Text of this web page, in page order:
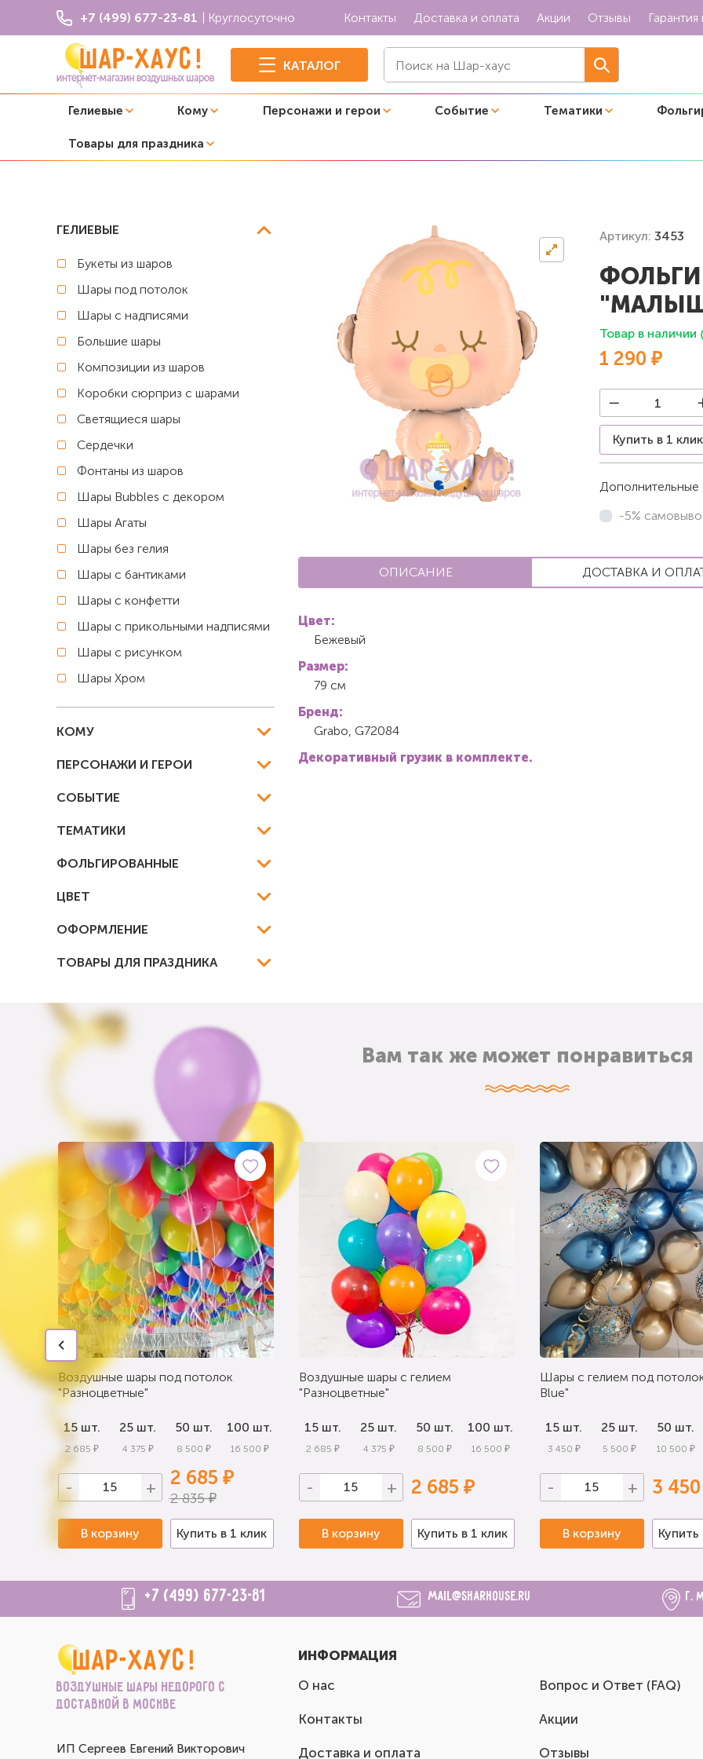
+7 (499) 677-23-81 | Круглосуточно Контакты Доставка и оплата Акции Отзывы
КАТАЛОГ
Гелиевые Кому Персонажи и герои Событие Тематики
Товары для праздника
Фольгированные фигуры
ГЕЛИЕВЫЕ
Букеты из шаров
Шары под потолок
Шары с надписями
Большие шары
Композиции из шаров
Коробки сюрприз с шарами
Светящиеся шары
Сердечки
Фонтаны из шаров
Шары Bubbles с декором
Шары Агаты
Шары без гелия
Шары с бантиками
Шары с конфетти
Шары с прикольными надписями
Шары с рисунком
Шары Хром
КОМУ
ПЕРСОНАЖИ И ГЕРОИ
СОБЫТИЕ
ТЕМАТИКИ
ФОЛЬГИРОВАННЫЕ
ЦВЕТ
ОФОРМЛЕНИЕ
ТОВАРЫ ДЛЯ ПРАЗДНИКА
Артикул: 3453
Товар в наличии
1 290 ₽
Купить в 1 клик
Дополнительные
-5%
ОПИСАНИЕ ДОСТАВКА И
Цвет:
Бежевый
Размер:
79 см
Бренд:
Grabo, G72084
Декоративный грузик в комплекте.
Вам так же может понравиться
Воздушные шары под потолок
"Разноцветные"
15 шт.
2 685 ₽
25 шт.
4 375 ₽
50 шт.
8 500 ₽
100 шт.
16 500 ₽
- + 2 685 ₽
2 835 ₽
В корзину Купить в 1 клик
Воздушные шары с гелием
"Разноцветные"
15 шт.
2 685 ₽
25 шт.
4 375 ₽
50 шт.
8 500 ₽
100 шт.
16 500 ₽
- + 2 685 ₽
В корзину Купить в 1 клик
Шары с гелием под
Blue"
15 шт.
3 450 ₽
25 шт.
5 500 ₽
50 шт.
10 500 ₽
- + 3
В корзину Купить
+7 (499) 677-23-81 mail@sharhouse.ru г.
Воздушные шары недорого с
доставкой в Москве
ИП Сергеев Евгений Викторович
ИНФОРМАЦИЯ
О нас
Контакты
Доставка и оплата
Вопрос и Ответ (FAQ)
Акции
Отзывы